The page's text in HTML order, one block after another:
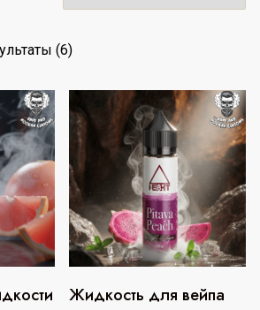
(6)С
т
и
р
о
в
к
а
:
Жидкость для вейпа
Этот